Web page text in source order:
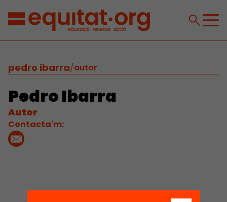
pedro ibarra/autor
Pedro Ibarra
Autor
Contacta'm: